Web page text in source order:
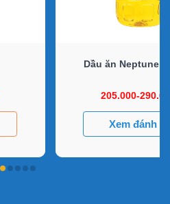
Dầu ăn Neptune
205.000-
Xem đánh